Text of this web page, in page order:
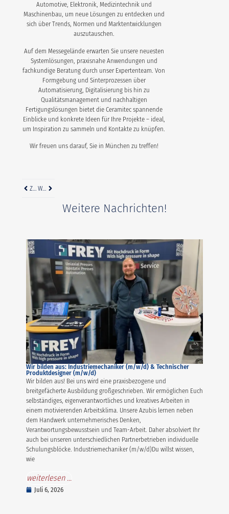
Automotive, Elektronik, Medizintechnik und
Maschinenbau, um neue Lösungen zu entdecken und
sich über Trends, Normen und Marktentwicklungen
auszutauschen.
Auf dem Messegelände erwarten Sie unsere neuesten
Systemlösungen, praxisnahe Anwendungen und
fachkundige Beratung durch unser Expertenteam. Von
Formgebung und Sinterprozessen über
Automatisierung, Digitalisierung bis hin zu
Qualitätsmanagement und nachhaltigen
Fertigungslösungen bietet die Ceramitec spannende
Einblicke und konkrete Ideen für Ihre Projekte – ideal,
um Inspiration zu sammeln und Kontakte zu knüpfen.
Wir freuen uns darauf, Sie in München zu treffen!
ZURÜCK WEITER
Weitere Nachrichten!
Wir bilden aus: Industriemechaniker (m/w/d) & Technischer
Produktdesigner (m/w/d)
Wir bilden aus! Bei uns wird eine praxisbezogene und
breitgefächerte Ausbildung großgeschrieben. Wir ermöglichen Euch
selbständiges, eigenverantwortliches und kreatives Arbeiten in
einem motivierenden Arbeitsklima. Unsere Azubis lernen neben
dem Handwerk unternehmerisches Denken,
Verantwortungsbewusstsein und Team-Arbeit. Daher absolviert Ihr
auch bei unseren unterschiedlichen Partnerbetrieben individuelle
Schulungsblöcke. Industriemechaniker (m/w/d)Du willst wissen,
wie
weiterlesen ...
Juli 6, 2026